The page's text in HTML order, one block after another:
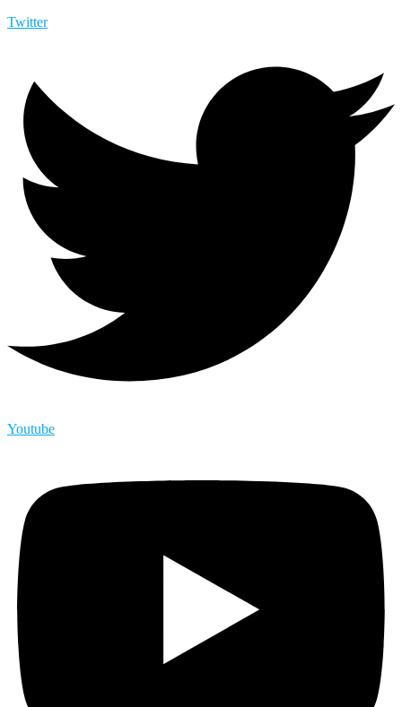
Twitter
Youtube